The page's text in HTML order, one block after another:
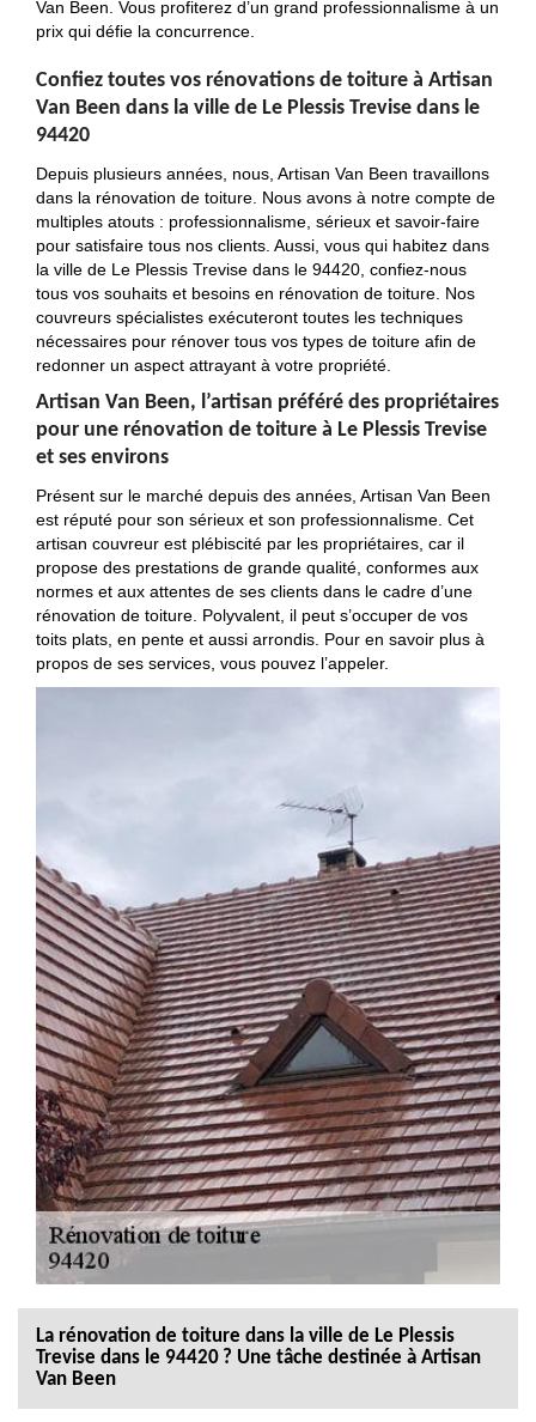
Van Been. Vous profiterez d’un grand professionnalisme à un
prix qui défie la concurrence.
Confiez toutes vos rénovations de toiture à Artisan
Van Been dans la ville de Le Plessis Trevise dans le
94420
Depuis plusieurs années, nous, Artisan Van Been travaillons
dans la rénovation de toiture. Nous avons à notre compte de
multiples atouts : professionnalisme, sérieux et savoir-faire
pour satisfaire tous nos clients. Aussi, vous qui habitez dans
la ville de Le Plessis Trevise dans le 94420, confiez-nous
tous vos souhaits et besoins en rénovation de toiture. Nos
couvreurs spécialistes exécuteront toutes les techniques
nécessaires pour rénover tous vos types de toiture afin de
redonner un aspect attrayant à votre propriété.
Artisan Van Been, l’artisan préféré des propriétaires
pour une rénovation de toiture à Le Plessis Trevise
et ses environs
Présent sur le marché depuis des années, Artisan Van Been
est réputé pour son sérieux et son professionnalisme. Cet
artisan couvreur est plébiscité par les propriétaires, car il
propose des prestations de grande qualité, conformes aux
normes et aux attentes de ses clients dans le cadre d’une
rénovation de toiture. Polyvalent, il peut s’occuper de vos
toits plats, en pente et aussi arrondis. Pour en savoir plus à
propos de ses services, vous pouvez l’appeler.
La rénovation de toiture dans la ville de Le Plessis
Trevise dans le 94420 ? Une tâche destinée à Artisan
Van Been